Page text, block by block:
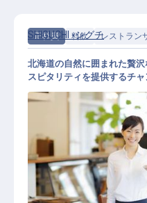
正社員 料飲 レストラン
レストランサービ
SHIGUCHI -シグチ
北海道の自然に囲まれた贅
スピタリティを提供するチャ